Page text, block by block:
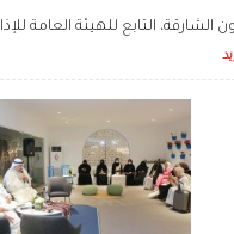
الشارقة، التابع للهيئة العامة